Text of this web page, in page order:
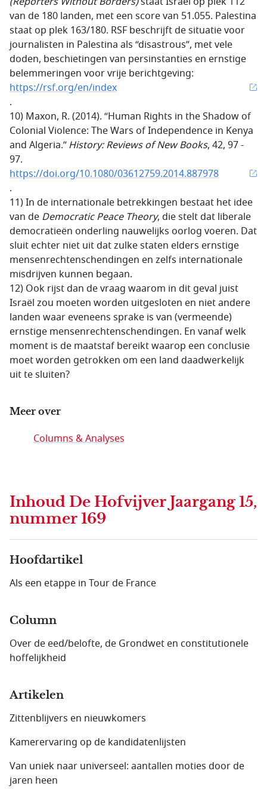
van de 180 landen, met een score van 51.055. Palestina
staat op plek 163/180. RSF beschrijft de situatie voor
journalisten in Palestina als “disastrous”, met vele
doden, beschietingen van persinstanties en ernstige
belemmeringen voor vrije berichtgeving:
https://rsf.org/en/index
.
10) Maxon, R. (2014). “Human Rights in the Shadow of
Colonial Violence: The Wars of Independence in Kenya
and Algeria.”History: Reviews of New Books, 42, 97 -
97.
https://doi.org/10.1080/03612759.2014.887978
.
11) In de internationale betrekkingen bestaat het idee
van de Democratic Peace Theory, die stelt dat liberale
democratieën onderling nauwelijks oorlog voeren. Dat
sluit echter niet uit dat zulke staten elders ernstige
mensenrechtenschendingen en zelfs internationale
misdrijven kunnen begaan.
12) Ook rijst dan de vraag waarom in dit geval juist
Israël zou moeten worden uitgesloten en niet andere
landen waar eveneens sprake is van (vermeende)
ernstige mensenrechtenschendingen. En vanaf welk
moment is de maatstaf bereikt waarop een conclusie
moet worden getrokken om een land daadwerkelijk
uit te sluiten?
Meer over
Columns & Analyses
Inhoud De Hofvijver Jaargang 15,
nummer 169
Hoofdartikel
Als een etappe in Tour de France
Column
Over de eed/belofte, de Grondwet en constitutionele
hoffelijkheid
Artikelen
Zittenblijvers en nieuwkomers
Kamerervaring op de kandidatenlijsten
Van uniek naar universeel: aantallen moties door de
jaren heen